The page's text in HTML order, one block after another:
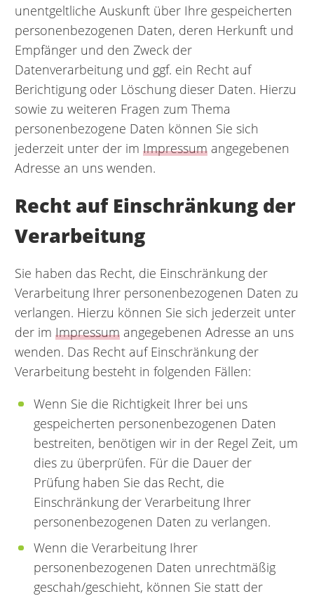
unentgeltliche Auskunft über Ihre gespeicherten
personenbezogenen Daten, deren Herkunft und
Empfänger und den Zweck der
Datenverarbeitung und ggf. ein Recht auf
Berichtigung oder Löschung dieser Daten. Hierzu
sowie zu weiteren Fragen zum Thema
personenbezogene Daten können Sie sich
jederzeit unter der im Impressum angegebenen
Adresse an uns wenden.
Recht auf Einschränkung der
Verarbeitung
Sie haben das Recht, die Einschränkung der
Verarbeitung Ihrer personenbezogenen Daten zu
verlangen. Hierzu können Sie sich jederzeit unter
der im Impressum angegebenen Adresse an uns
wenden. Das Recht auf Einschränkung der
Verarbeitung besteht in folgenden Fällen:
Wenn Sie die Richtigkeit Ihrer bei uns
gespeicherten personenbezogenen Daten
bestreiten, benötigen wir in der Regel Zeit, um
dies zu überprüfen. Für die Dauer der
Prüfung haben Sie das Recht, die
Einschränkung der Verarbeitung Ihrer
personenbezogenen Daten zu verlangen.
Wenn die Verarbeitung Ihrer
personenbezogenen Daten unrechtmäßig
geschah/geschieht, können Sie statt der